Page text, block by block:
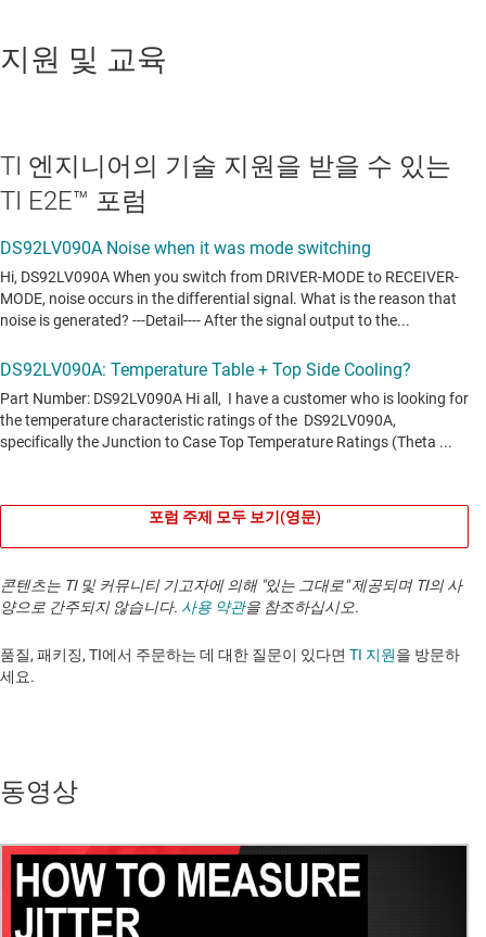
지원 및 교육
TI 엔지니어의 기술 지원을 받을 수 있는
TI E2E™ 포럼
포럼 주제 모두 보기(영문)
콘텐츠는 TI 및 커뮤니티 기고자에 의해 "있는 그대로" 제공되며 TI의 사
양으로 간주되지 않습니다. 사용 약관을 참조하십시오.
품질, 패키징, TI에서 주문하는 데 대한 질문이 있다면 TI 지원을 방문하
세요. ​​​​​​​​​​​​​​
동영상